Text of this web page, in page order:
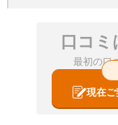
口コミ
最初の口
現在ご